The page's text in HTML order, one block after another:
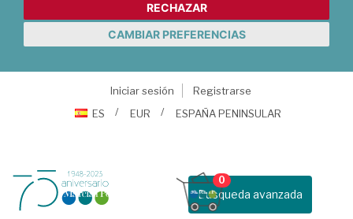
RECHAZAR
CAMBIAR PREFERENCIAS
Iniciar sesión
Registrarse
ES
EUR ESPAÑA PENINSULAR
Busqueda avanzada
0